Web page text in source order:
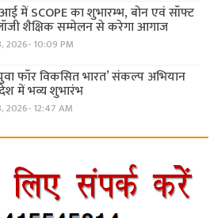
में SCOPE का शुभारम्भ, बोन एवं सॉफ्ट
शैक्षिक सम्मेलन से करेगा आगाज
2026- 10:09 PM
फॉर विकसित भारत’ संकल्प अभियान
में भव्य शुभारंभ
2026- 12:47 AM